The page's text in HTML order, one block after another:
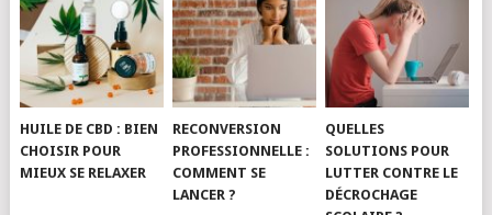
HUILE DE CBD : BIEN
CHOISIR POUR
MIEUX SE RELAXER
RECONVERSION
PROFESSIONNELLE :
COMMENT SE
LANCER ?
QUELLES
SOLUTIONS POUR
LUTTER CONTRE LE
DÉCROCHAGE